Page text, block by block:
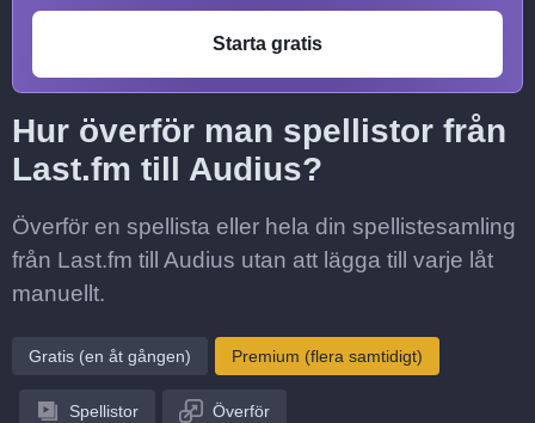
Starta gratis
Hur överför man spellistor från
Last.fm till Audius?
Överför en spellista eller hela din spellistesamling
från Last.fm till Audius utan att lägga till varje låt
manuellt.
Gratis (en åt gången) Premium (flera samtidigt)
Spellistor Överför